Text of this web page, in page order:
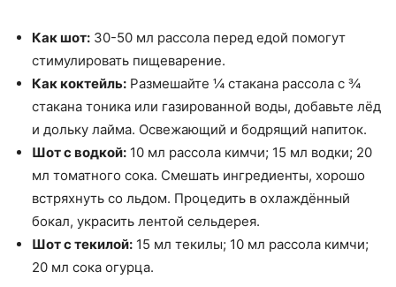
Как шот: 30-50 мл рассола перед едой помогут
стимулировать пищеварение.
Как коктейль: Размешайте ¼ стакана рассола с ¾
стакана тоника или газированной воды, добавьте лёд
и дольку лайма. Освежающий и бодрящий напиток.
Шот с водкой: 10 мл рассола кимчи; 15 мл водки; 20
мл томатного сока. Смешать ингредиенты, хорошо
встряхнуть со льдом. Процедить в охлаждённый
бокал, украсить лентой сельдерея.
Шот с текилой: 15 мл текилы; 10 мл рассола кимчи;
20 мл сока огурца.